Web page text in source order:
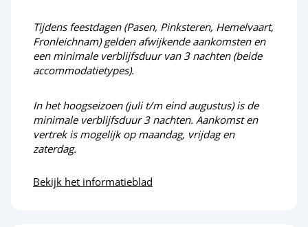
Tijdens feestdagen (Pasen, Pinksteren, Hemelvaart,
Fronleichnam) gelden afwijkende aankomsten en
een minimale verblijfsduur van 3 nachten (beide
accommodatietypes).
In het hoogseizoen (juli t/m eind augustus) is de
minimale verblijfsduur 3 nachten. Aankomst en
vertrek is mogelijk op maandag, vrijdag en
zaterdag.
Bekijk het informatieblad